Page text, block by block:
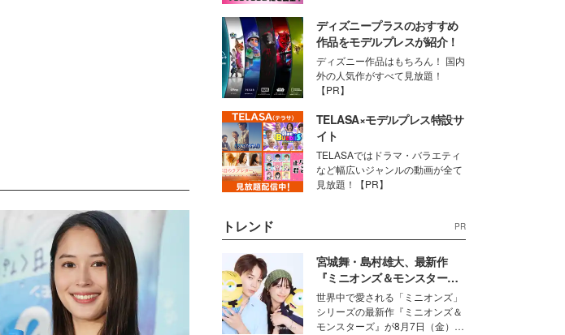
ディズニープラスのおすすめ
作品をモデルプレスが紹介！
ディズニー作品はもちろん！ 国内
外の人気作がすべて見放題！
【PR】
TELASA×モデルプレス特設サ
イト
TELASAではドラマ・バラエティ
など幅広いジャンルの動画が全て
見放題！【PR】
トレンド PR
宮城舞・島村雄大、最新作
『ミニオンズ＆モンスター
ズ』の魅力熱弁 ハチャメチャ
だけじゃない“友情と絆”に感
動
世界中で愛される「ミニオンズ」
シリーズの最新作『ミニオンズ＆
モンスターズ』が8月7日（金）に